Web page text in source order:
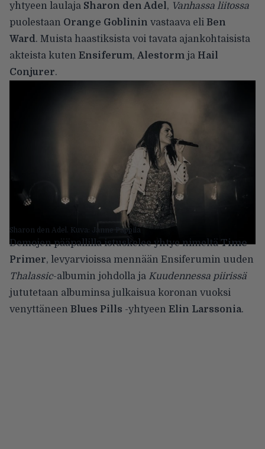
yhtyeen laulaja Sharon den Adel, Vanhassa liitossa
puolestaan Orange Goblinin vastaava eli Ben
Ward. Muista haastiksista voi tavata ajankohtaisista
akteista kuten Ensiferum, Alestorm ja Hail
Conjurer.
Sharon den Adel. Kuva: Janne Pappila
Demojen pääpallilla istuskelee yhtye nimeltäTime
Primer, levyarvioissa mennään Ensiferumin uuden
Thalassic-albumin johdolla ja Kuudennessa piirissä
jututetaan albuminsa julkaisua koronan vuoksi
venyttäneen Blues Pills -yhtyeen Elin Larssonia.